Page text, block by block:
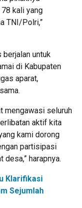
kali yang
TNI/Polri,”
untuk
di Kabupaten
aparat,
mengawasi seluruh
aktif kita
kami dorong
partisipasi
harapnya.
Klarifikasi
Sejumlah